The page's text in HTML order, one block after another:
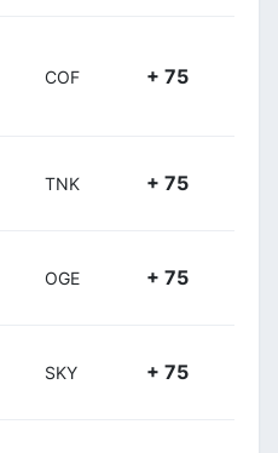
COF + 75
TNK + 75
OGE + 75
SKY + 75